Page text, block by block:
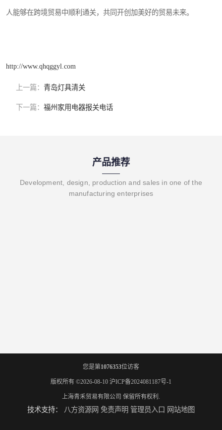
人能够在跨境贸易中顺利通关，共同开创加美好的贸易未来。
http://www.qhqggyl.com
上一篇： 青岛灯具清关
下一篇： 福州家用电器报关电话
产品推荐
Development, design, production and sales in one of the
manufacturing enterprises
您是第1076353位访客
版权所有 ©2026-08-10 沪ICP备2024081187号-1
上海青禾贸易有限公司 保留所有权利.
技术支持： 八方资源网 免责声明 管理员入口 网站地图